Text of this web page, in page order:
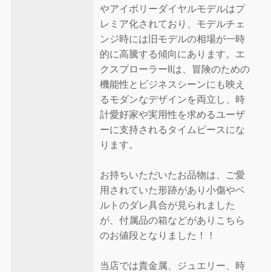
やアイボリーダイヤルモデルはプ
レミア化されており、モデルチェ
ンジ時には旧モデルの相場が一時
的に高騰する傾向にあります。エ
クスプローラーIIは、冒険のための
機能性とビジネスシーンにも映え
るモダンなデザインを両立し、時
計愛好家や実用性を求めるユーザ
ーに支持されるタイムピースにな
ります。
お持ちいただいたお品物は、ご愛
用されていた形跡があり小傷やベ
ルトのダレ具合が見られました
が、付属品の箱などがありこちら
のお値段となりました！！
当店では貴金属、ジュエリー、時